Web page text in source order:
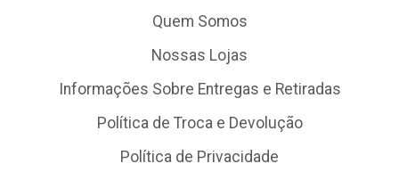
Quem Somos
Nossas Lojas
Informações Sobre Entregas e Retiradas
Política de Troca e Devolução
Política de Privacidade